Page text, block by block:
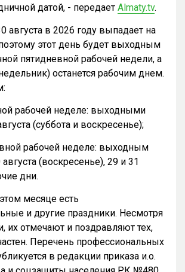
датой, - передает Almaty.tv.
августа в 2026 году выпадает на
этот день будет выходным
пятидневной рабочей недели, а
останется рабочим днем.
рабочей неделе: выходными
(суббота и воскресенье);
рабочей неделе: выходным
(воскресенье), 29 и 31
дни.
месяце есть
и другие праздники. Несмотря
их отмечают и поздравляют тех,
Перечень профессиональных
в редакции приказа и.о.